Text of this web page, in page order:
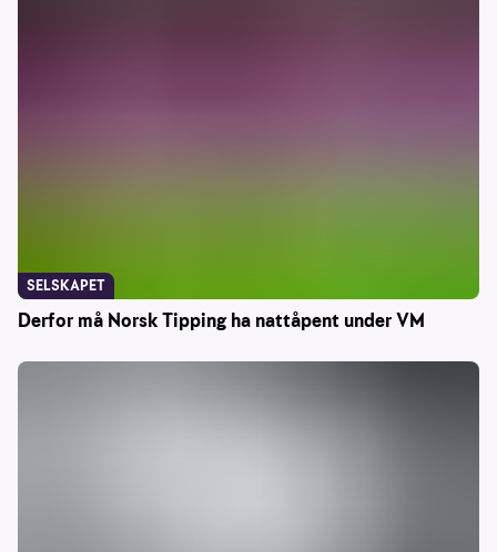
Derfor må Norsk Tipping ha nattåpent under VM
SELSKAPET